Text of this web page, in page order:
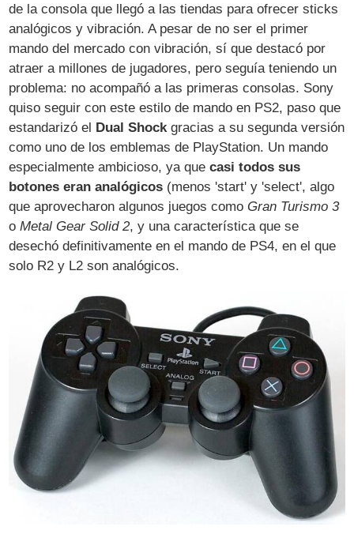
de la consola que llegó a las tiendas para ofrecer sticks
analógicos y vibración. A pesar de no ser el primer
mando del mercado con vibración, sí que destacó por
atraer a millones de jugadores, pero seguía teniendo un
problema: no acompañó a las primeras consolas. Sony
quiso seguir con este estilo de mando en PS2, paso que
estandarizó el Dual Shock gracias a su segunda versión
como uno de los emblemas de PlayStation. Un mando
especialmente ambicioso, ya quecasi todos sus
botones eran analógicos (menos 'start' y 'select', algo
que aprovecharon algunos juegos comoGran Turismo 3
oMetal Gear Solid 2, y una característica que se
desechó definitivamente en el mando de PS4, en el que
solo R2 y L2 son analógicos.